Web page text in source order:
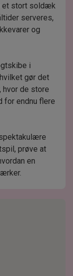
et stort soldæk
serveres,
og
i
gør det
hvor de store
for endnu flere
prøve at
en